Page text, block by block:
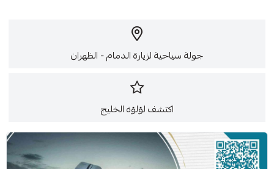
جولة سياحية لزيارة الدمام - الظهران
اكتشف لؤلؤة الخليج